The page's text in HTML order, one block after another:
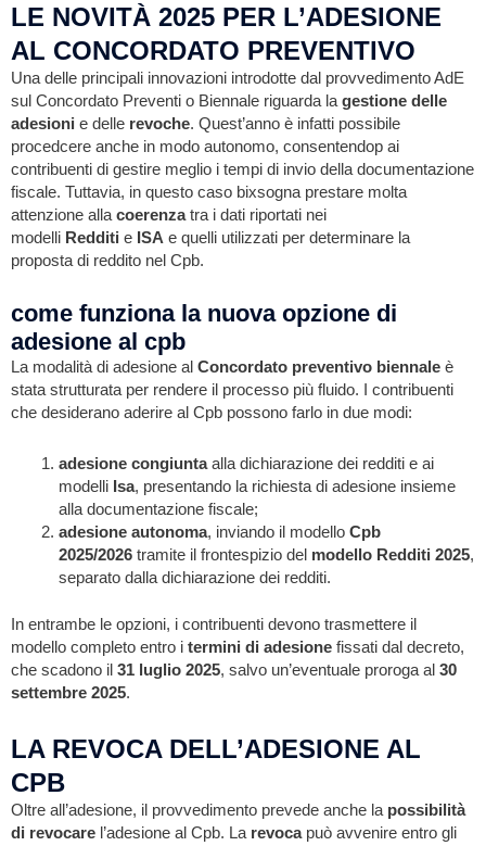
LE NOVITÀ 2025 PER L’ADESIONE
AL CONCORDATO PREVENTIVO
Una delle principali innovazioni introdotte dal provvedimento AdE
sul Concordato Preventi o Biennale riguarda la gestione delle
adesioni e delle revoche. Quest’anno è infatti possibile
procedcere anche in modo autonomo, consentendop ai
contribuenti di gestire meglio i tempi di invio della documentazione
fiscale. Tuttavia, in questo caso bixsogna prestare molta
attenzione alla coerenzatra i dati riportati nei
modelli Redditi e ISA e quelli utilizzati per determinare la
proposta di reddito nel Cpb.
come funziona la nuova opzione di
adesione al cpb
La modalità di adesione al Concordato preventivo biennale è
stata strutturata per rendere il processo più fluido. I contribuenti
che desiderano aderire al Cpb possono farlo in due modi:
adesione congiuntaalla dichiarazione dei redditi e ai
modelli Isa, presentando la richiesta di adesione insieme
alla documentazione fiscale;
adesione autonoma, inviando il modello Cpb
2025/2026tramite il frontespizio del modello Redditi 2025,
separato dalla dichiarazione dei redditi.
In entrambe le opzioni, i contribuenti devono trasmettere il
modello completo entro i termini di adesione fissati dal decreto,
che scadono il 31 luglio 2025, salvo un’eventuale proroga al 30
settembre 2025.
LA REVOCA DELL’ADESIONE AL
CPB
Oltre all’adesione, il provvedimento prevede anche la possibilità
di revocare l’adesione al Cpb. La revocapuò avvenire entro gli